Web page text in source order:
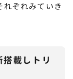
ぞれみていき
載しトリ